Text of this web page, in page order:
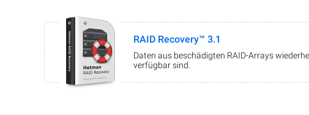
RAID Recovery™ 3.1
Daten aus beschädigten RAID-Arrays
verfügbar sind.